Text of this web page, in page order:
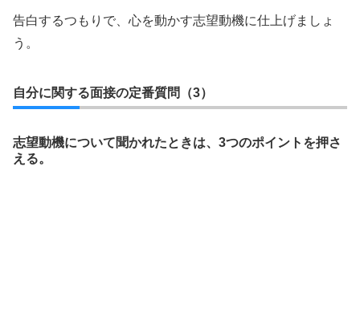
告白するつもりで、心を動かす志望動機に仕上げましょ
う。
自分に関する面接の定番質問（3）
志望動機について聞かれたときは、3つのポイントを押さ
える。